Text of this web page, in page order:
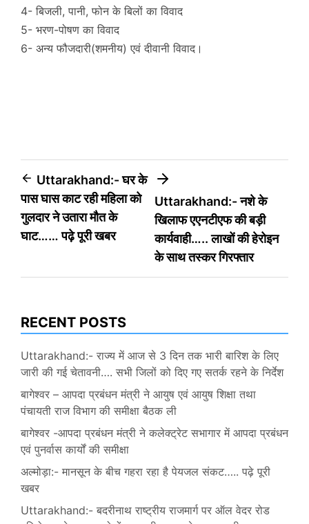
4- बिजली, पानी, फोन के बिलों का विवाद
5- भरण-पोषण का विवाद
6- अन्य फौजदारी(शमनीय) एवं दीवानी विवाद।
Post
navigation
Uttarakhand:- घर के
पास घास काट रही महिला को
गुलदार ने उतारा मौत के
घाट…… पढ़े पूरी खबर
Uttarakhand:- नशे के
खिलाफ एएनटीएफ की बड़ी
कार्यवाही….. लाखों की हेरोइन
के साथ तस्कर गिरफ्तार
RECENT POSTS
Uttarakhand:- राज्य में आज से 3 दिन तक भारी बारिश के लिए
जारी की गई चेतावनी…. सभी जिलों को दिए गए सतर्क रहने के निर्देश
बागेश्वर – आपदा प्रबंधन मंत्री ने आयुष एवं आयुष शिक्षा तथा
पंचायती राज विभाग की समीक्षा बैठक ली
बागेश्वर -आपदा प्रबंधन मंत्री ने कलेक्ट्रेट सभागार में आपदा प्रबंधन
एवं पुनर्वास कार्यों की समीक्षा
अल्मोड़ा:- मानसून के बीच गहरा रहा है पेयजल संकट….. पढ़े पूरी
खबर
Uttarakhand:- बदरीनाथ राष्ट्रीय राजमार्ग पर ऑल वेदर रोड